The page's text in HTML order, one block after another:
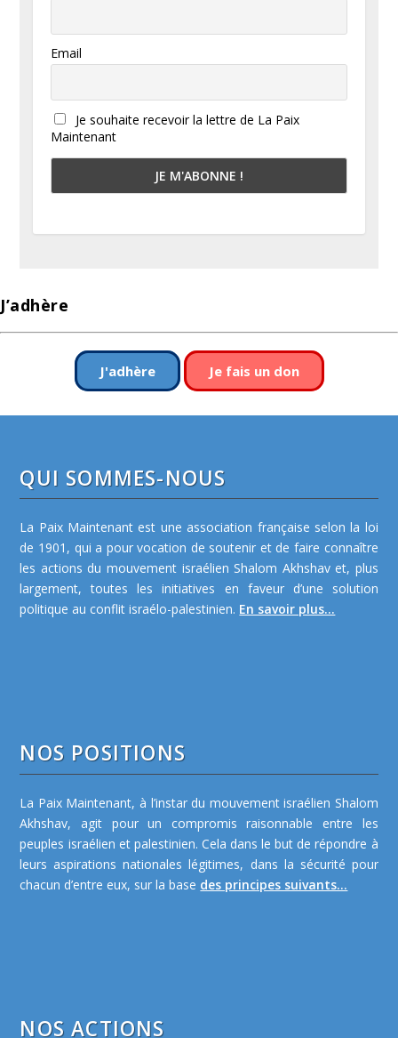
Email
Je souhaite recevoir la lettre de La Paix
Maintenant
J’adhère
J'adhère Je fais un don
QUI SOMMES-NOUS
La Paix Maintenant est une association française selon la loi
de 1901, qui a pour vocation de soutenir et de faire connaître
les actions du mouvement israélien Shalom Akhshav et, plus
largement, toutes les initiatives en faveur d’une solution
politique au conflit israélo-palestinien. En savoir plus...
NOS POSITIONS
La Paix Maintenant, à l’instar du mouvement israélien Shalom
Akhshav, agit pour un compromis raisonnable entre les
peuples israélien et palestinien. Cela dans le but de répondre à
leurs aspirations nationales légitimes, dans la sécurité pour
chacun d’entre eux, sur la base des principes suivants...
NOS ACTIONS